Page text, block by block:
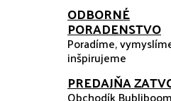
ODBORNÉ
PORADENSTVO
Poradíme,
inšpirujeme
PREDAJŇA